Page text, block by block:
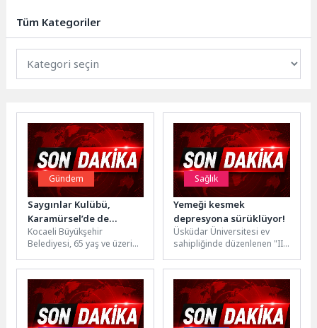
Müdürlüklere...
Tüm Kategoriler
Gündem
Saygınlar Kulübü,
Karamürsel’de de
kapılarını açıyor
Kocaeli Büyükşehir
Belediyesi, 65 yaş ve üzeri
dokunan “Saygınlar Kulübü”
projesini şimdi de...
Sağlık
Yemeği kesmek
depresyona sürüklüyor!
Üsküdar Üniversitesi ev
sahipliğinde düzenlenen "III.
Diyetetikte Güncel
Yaklaşımlar Kongresi,"
"Bilimden Kliniğe...